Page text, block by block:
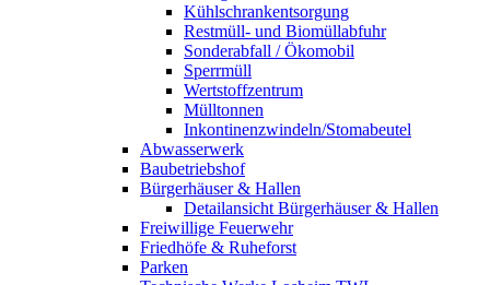
Kühlschrankentsorgung
Restmüll- und Biomüllabfuhr
Sonderabfall / Ökomobil
Sperrmüll
Wertstoffzentrum
Mülltonnen
Inkontinenzwindeln/Stomabeutel
Abwasserwerk
Baubetriebshof
Bürgerhäuser & Hallen
Detailansicht Bürgerhäuser & Hallen
Freiwillige Feuerwehr
Friedhöfe & Ruheforst
Parken